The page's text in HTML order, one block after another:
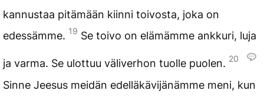
kannustaa pitämään kiinni toivosta, joka on
edessämme. 19 Se toivo on elämämme ankkuri, luja
ja varma. Se ulottuu väliverhon tuolle puolen. 20
Sinne Jeesus meidän edelläkävijänämme meni, kun